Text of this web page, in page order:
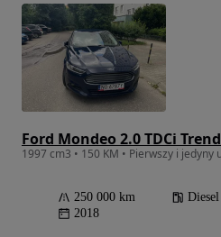
Ford Mondeo 2.0 TDCi Trend
250 000 km Diesel
2018